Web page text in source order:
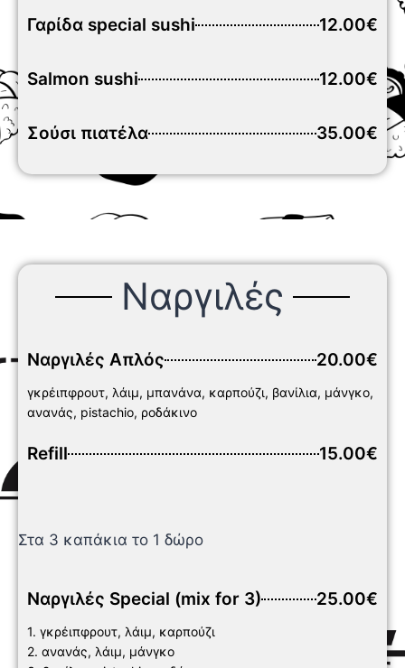
Γαρίδα special sushi 12.00€
Salmon sushi 12.00€
Σούσι πιατέλα 35.00€
Ναργιλές
Ναργιλές Απλός 20.00€
γκρέιπφρουτ, λάιμ, μπανάνα, καρπούζι, βανίλια, μάνγκο,
ανανάς, pistachio, ροδάκινο
Refill 15.00€
Στα 3 καπάκια το 1 δώρο
Ναργιλές Special (mix for 3) 25.00€
1. γκρέιπφρουτ, λάιμ, καρπούζι
2. ανανάς, λάιμ, μάνγκο